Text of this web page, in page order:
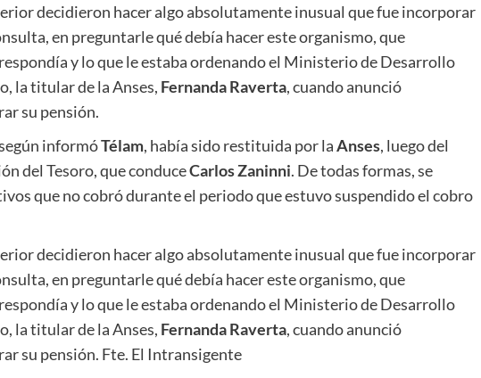
decidieron hacer algo absolutamente inusual que fue incorporar
en preguntarle qué debía hacer este organismo, que
y lo que le estaba ordenando el Ministerio de Desarrollo
la titular de la Anses, Fernanda Raverta, cuando anunció
su pensión.
informóTélam, había sido restituida por laAnses, luego del
del Tesoro, que conduceCarlos Zaninni. De todas formas, se
que no cobró durante el periodo que estuvo suspendido el cobro
decidieron hacer algo absolutamente inusual que fue incorporar
en preguntarle qué debía hacer este organismo, que
y lo que le estaba ordenando el Ministerio de Desarrollo
la titular de la Anses, Fernanda Raverta, cuando anunció
su pensión. Fte. El Intransigente